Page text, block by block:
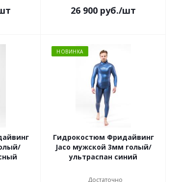
26 900 руб./шт
НОВИНКА
Гидрокостюм Фридайвинг
Jaco мужской 3мм голый/
ультраспан синий
Достаточно